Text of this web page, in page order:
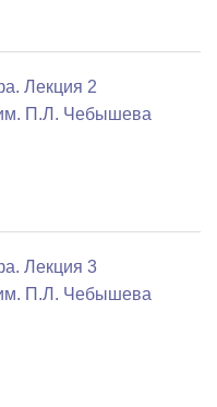
Лекция 2
П.Л. Чебышева
Лекция 3
П.Л. Чебышева